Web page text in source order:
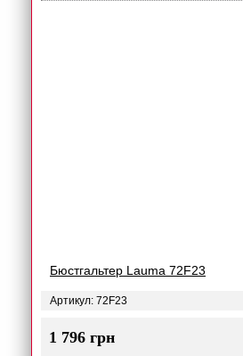
Бюстгальтер Lauma 72F23
Артикул: 72F23
1 796 грн